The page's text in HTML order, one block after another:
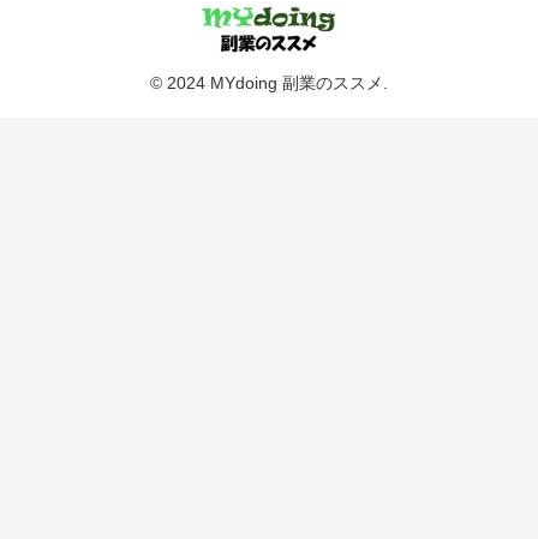
© 2024 MYdoing 副業のススメ.